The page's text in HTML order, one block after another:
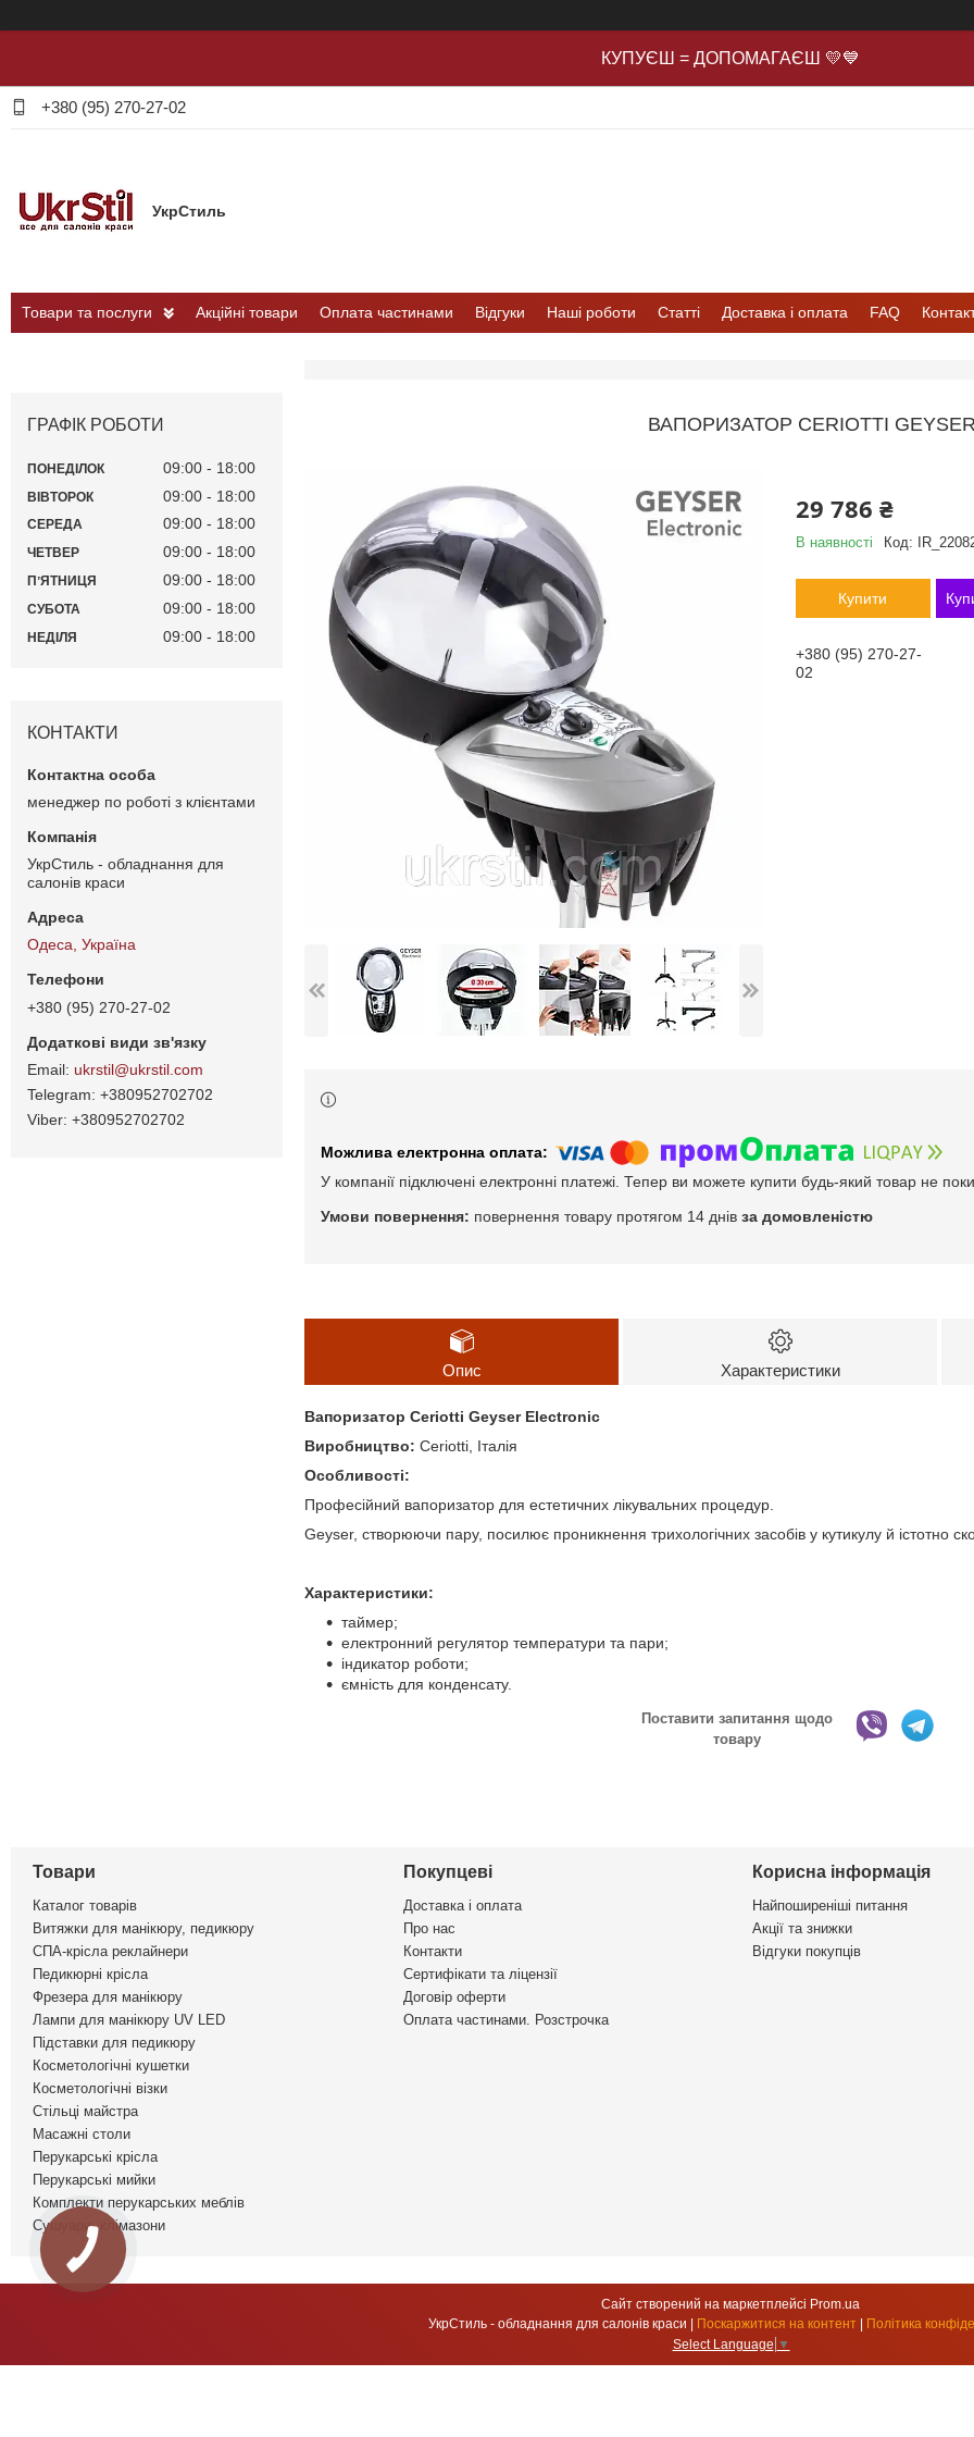
КУПУЄШ = ДОПОМАГАЄШ 💛💙
+380 (95) 270-27-02
УкрСтиль
Товари та послуги Акційні товари Оплата частинами Відгуки Наші роботи Статті Доставка і оплата FAQ
ВАПОРИЗАТОР CERIOTTI
29 786 ₴
В наявності Код:
Купити
+380 (95) 270-27-
02
У компанії підключені електронні платежі. Тепер ви можете купити будь-який товар не
повернення товару протягом 14 днів за домовленістю
Опис Характеристики
Вапоризатор Ceriotti Geyser Electronic
Виробництво: Ceriotti, Італія
Особливості:
Професійний вапоризатор для естетичних лікувальних процедур.
Geyser, створюючи пару, посилює проникнення трихологічних засобів у кутикулу й істотно
Характеристики:
таймер;
електронний регулятор температури та пари;
індикатор роботи;
ємність для конденсату.
Поставити запитання щодо
товару
ГРАФІК РОБОТИ
ПОНЕДІЛОК 09:00 18:00
ВІВТОРОК 09:00 18:00
СЕРЕДА 09:00 18:00
ЧЕТВЕР 09:00 18:00
ПʼЯТНИЦЯ 09:00 18:00
СУБОТА 09:00 18:00
НЕДІЛЯ 09:00 18:00
КОНТАКТИ
менеджер по роботі з клієнтами
УкрСтиль - обладнання для
салонів краси
Одеса, Україна
+380 (95) 270-27-02
ukrstil@ukrstil.com
+380952702702
+380952702702
Товари
Каталог товарів
Витяжки для манікюру, педикюру
СПА-крісла реклайнери
Педикюрні крісла
Фрезера для манікюру
Лампи для манікюру UV LED
Підставки для педикюру
Косметологічні кушетки
Косметологічні візки
Стільці майстра
Масажні столи
Перукарські крісла
Перукарські мийки
Комплекти перукарських меблів
Сушуари, клімазони
Покупцеві
Доставка і оплата
Про нас
Контакти
Сертифікати та ліцензії
Договір оферти
Оплата частинами. Розстрочка
Корисна інформація
Найпоширеніші питання
Акції та знижки
Відгуки покупців
Сайт створений на маркетплейсі Prom.ua
Поскаржитися на контент
Політика
Select Language ▼